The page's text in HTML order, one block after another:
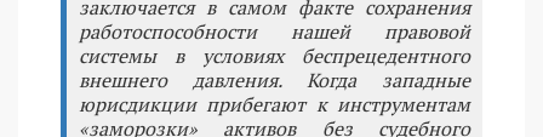
заключается в самом факте сохранения
работоспособности нашей правовой
системы в условиях беспрецедентного
внешнего давления. Когда западные
юрисдикции прибегают к инструментам
«заморозки» активов без судебного